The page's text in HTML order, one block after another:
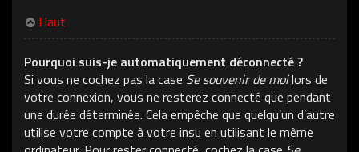
Haut
Pourquoi suis-je automatiquement déconnecté ?
Si vous ne cochez pas la case Se souvenir de moilors de
votre connexion, vous ne resterez connecté que pendant
une durée déterminée. Cela empêche que quelqu’un d’autre
utilise votre compte à votre insu en utilisant le même